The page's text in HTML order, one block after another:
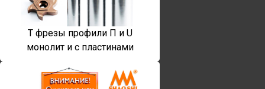
T фрезы профили П и U
монолит и с пластинами